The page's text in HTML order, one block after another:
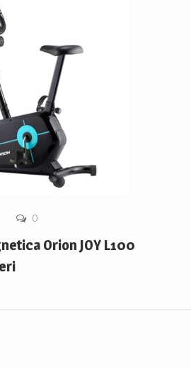
0
Orion JOY L100